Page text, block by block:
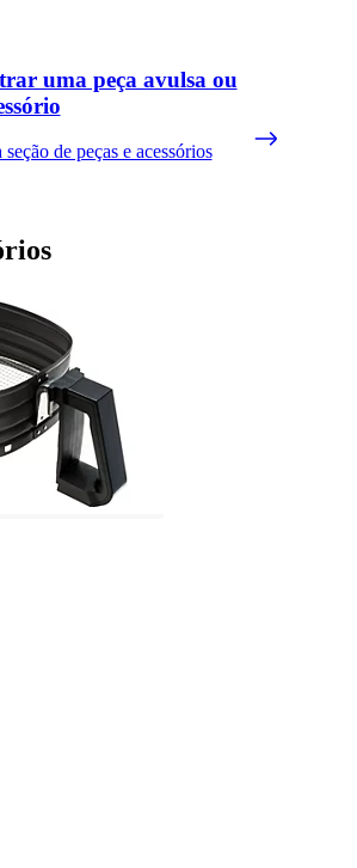
uma peça avulsa ou
seção de peças e acessórios